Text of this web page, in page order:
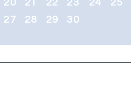
20
21 22 23 24 25
27
28 29 30